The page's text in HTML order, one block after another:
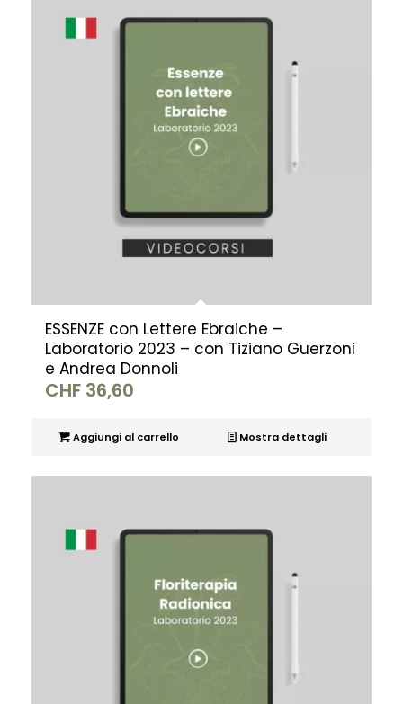
ESSENZE con Lettere Ebraiche –
Laboratorio 2023 – con Tiziano Guerzoni
e Andrea Donnoli
CHF36,60
Aggiungi al carrello Mostra dettagli